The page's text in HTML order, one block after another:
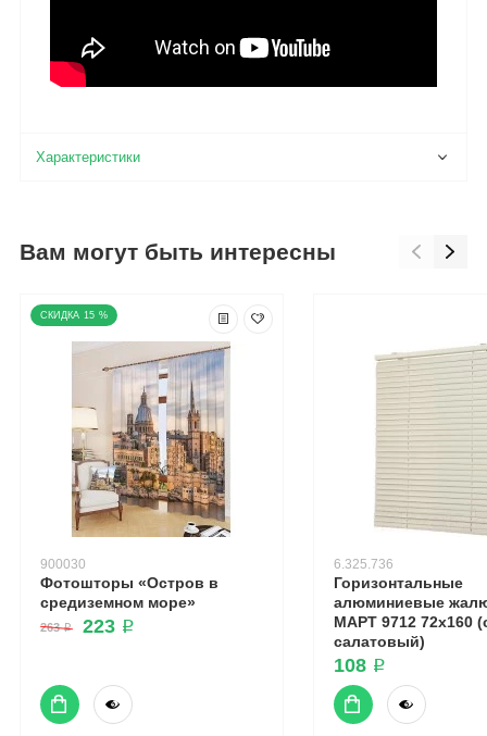
Вам могут быть интересны
15 %
900030
Фотошторы «Остров в
средиземном море»
263 ₽ 223 ₽
6.325.736
Горизонтальные
алюминиевые
МАРТ 9712 72x160
салатовый)
108 ₽